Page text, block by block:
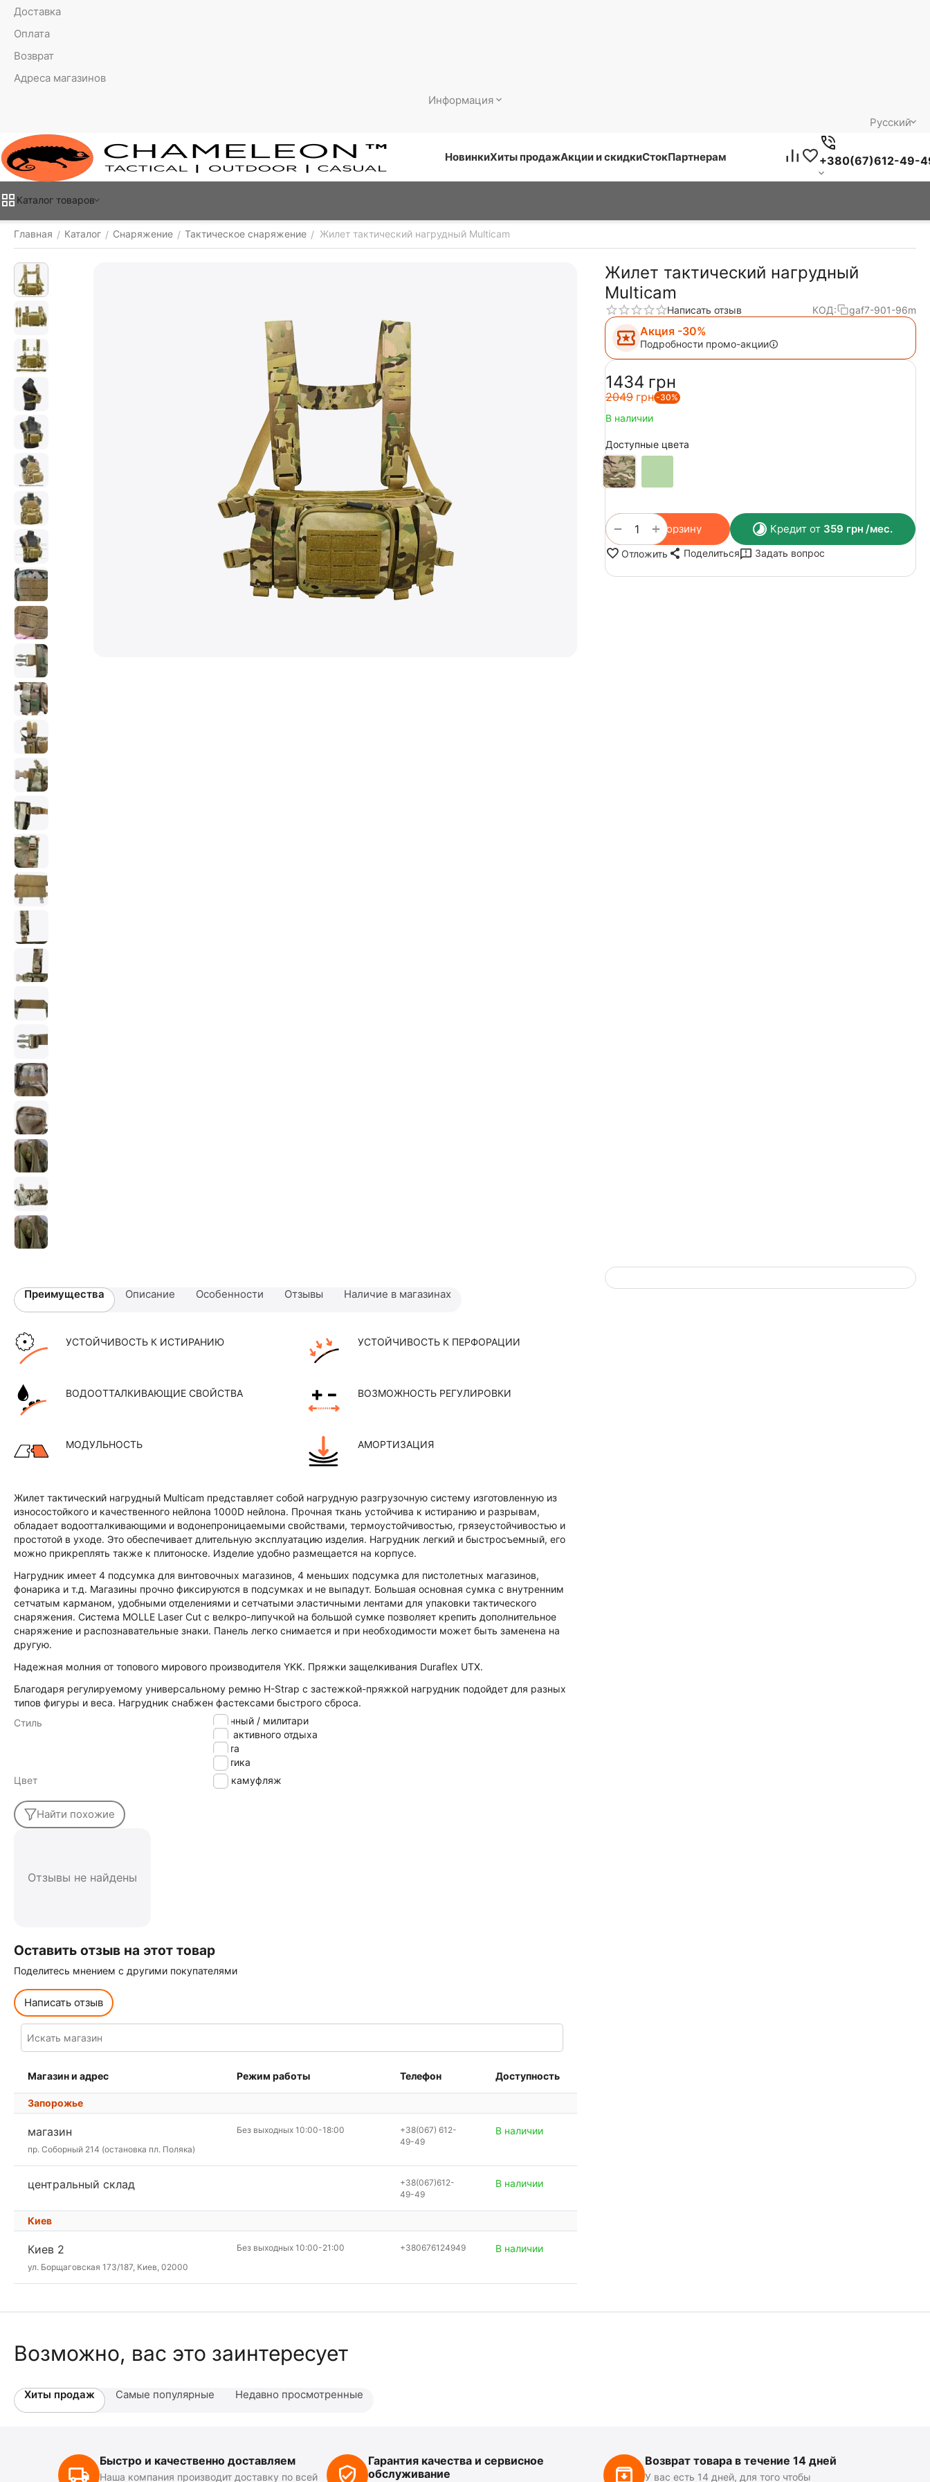
Доставка
Оплата
Возврат
Адреса магазинов
Информация
Русский
НовинкиХиты продажАкции и скидкиСтокПартнерам +380(67)612-49-
Каталог товаров
Главная / Каталог / Снаряжение / Тактическое снаряжение / Жилет тактический нагрудный Multicam
Жилет тактический нагрудный
Multicam
Написать отзыв КОД: gaf7-901-96m
Акция -30%
Подробности промо-акции
‍1434‍ грн
‍2049‍ грн -30%
В наличии
Доступные цвета
+
− В корзину Кредит от 359 грн /мес.
Отложить Поделиться Задать вопрос
Преимущества Описание Особенности Отзывы Наличие в магазинах
УСТОЙЧИВОСТЬ К ИСТИРАНИЮ УСТОЙЧИВОСТЬ К ПЕРФОРАЦИИ
ВОДООТТАЛКИВАЮЩИЕ СВОЙСТВА ВОЗМОЖНОСТЬ РЕГУЛИРОВКИ
МОДУЛЬНОСТЬ АМОРТИЗАЦИЯ
Жилет тактический нагрудный Multicam представляет собой нагрудную разгрузочную систему изготовленную из
износостойкого и качественного нейлона 1000D нейлона. Прочная ткань устойчива к истиранию и разрывам,
обладает водоотталкивающими и водонепроницаемыми свойствами, термоустойчивостью, грязеустойчивостью и
простотой в уходе. Это обеспечивает длительную эксплуатацию изделия. Нагрудник легкий и быстросъемный, его
можно прикреплять также к плитоноске. Изделие удобно размещается на корпусе.
Нагрудник имеет 4 подсумка для винтовочных магазинов, 4 меньших подсумка для пистолетных магазинов,
фонарика и т.д. Магазины прочно фиксируются в подсумках и не выпадут. Большая основная сумка с внутренним
сетчатым карманом, удобными отделениями и сетчатыми эластичными лентами для упаковки тактического
снаряжения. Система MOLLE Laser Cut с велкро-липучкой на большой сумке позволяет крепить дополнительное
снаряжение и распознавательные знаки. Панель легко снимается и при необходимости может быть заменена на
другую.
Надежная молния от топового мирового производителя YKK. Пряжки защелкивания Duraflex UTX.
Благодаря регулируемому универсальному ремню H-Strap с застежкой-пряжкой нагрудник подойдет для разных
типов фигуры и веса. Нагрудник снабжен фастексами быстрого сброса.
Стиль
военный / милитари
для активного отдыха
охота
тактика
Цвет
камуфляж
Найти похожие
Отзывы не найдены
Оставить отзыв на этот товар
Поделитесь мнением с другими покупателями
Написать отзыв
Магазин и адрес Режим работы Телефон Доступность
Запорожье
магазин
пр. Соборный 214 (остановка пл. Поляка)
Без выходных 10:00-18:00
+38(067) 612-
49-49
В наличии
центральный склад
+38(067)612-
49-49
В наличии
Киев
Киев 2
ул. Борщаговская 173/187, Киев, 02000
Без выходных 10:00-21:00 +380676124949 В наличии
Возможно, вас это заинтересует
Хиты продаж Самые популярные Недавно просмотренные
Быстро и качественно доставляем
Наша компания производит доставку по всей
Гарантия качества и сервисное
обслуживание
Возврат товара в течение 14 дней
У вас есть 14 дней, для того чтобы